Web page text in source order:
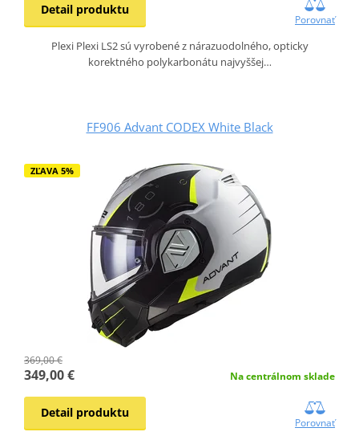
Detail produktu
Porovnať
Plexi Plexi LS2 sú vyrobené z nárazuodolného, opticky
korektného polykarbonátu najvyššej…
FF906 Advant CODEX White Black
ZĽAVA 5%
369,00 €
349,00 € Na centrálnom sklade
Detail produktu
Porovnať